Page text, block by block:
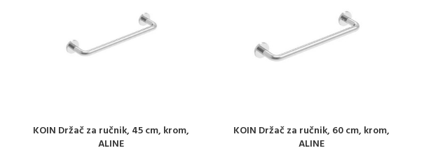
KOIN Držač za ručnik, 45 cm, krom,
ALINE
KOIN Držač za ručnik, 60 cm, krom,
ALINE